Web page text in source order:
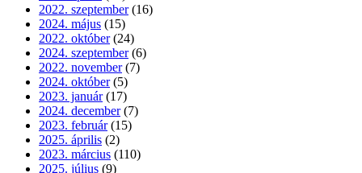
2022. szeptember (16)
2024. május (15)
2022. október (24)
2024. szeptember (6)
2022. november (7)
2024. október (5)
2023. január (17)
2024. december (7)
2023. február (15)
2025. április (2)
2023. március (110)
2025. július (9)